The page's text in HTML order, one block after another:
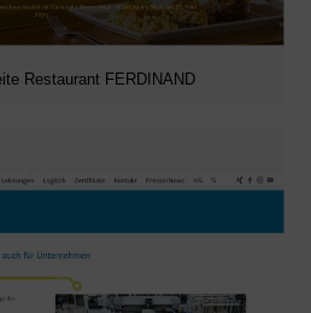
Restaurant FERDINAND